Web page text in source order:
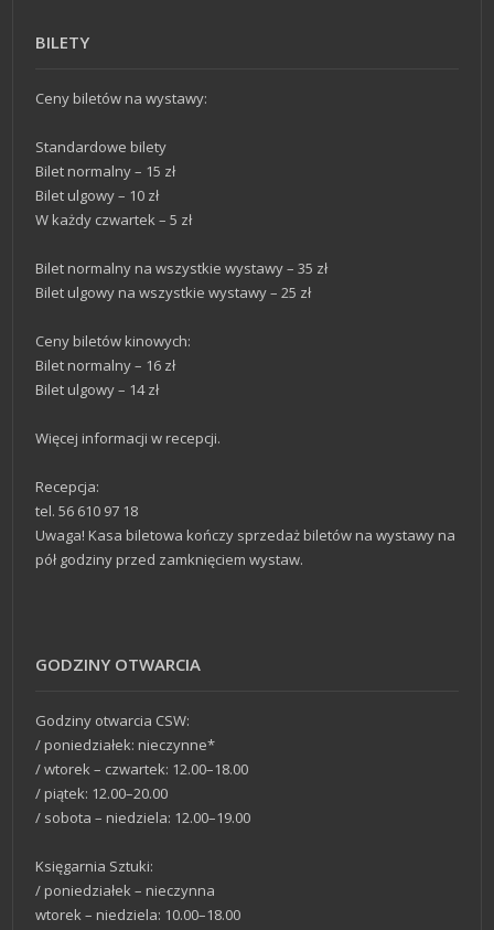
BILETY
Ceny biletów na wystawy:
Standardowe bilety
Bilet normalny – 15 zł
Bilet ulgowy – 10 zł
W każdy czwartek – 5 zł
Bilet normalny na wszystkie wystawy – 35 zł
Bilet ulgowy na wszystkie wystawy – 25 zł
Ceny biletów kinowych:
Bilet normalny – 16 zł
Bilet ulgowy – 14 zł
Więcej informacji w recepcji.
Recepcja:
tel. 56 610 97 18
Uwaga! Kasa biletowa kończy sprzedaż biletów na wystawy na
pół godziny przed zamknięciem wystaw.
GODZINY OTWARCIA
Godziny otwarcia CSW:
/ poniedziałek: nieczynne*
/ wtorek – czwartek: 12.00–18.00
/ piątek: 12.00–20.00
/ sobota – niedziela: 12.00–19.00
Księgarnia Sztuki:
/ poniedziałek – nieczynna
wtorek – niedziela: 10.00–18.00